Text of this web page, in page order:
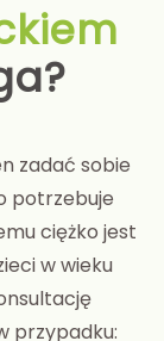
zadać sobie
potrzebuje
ciężko jest
w wieku
przypadku: